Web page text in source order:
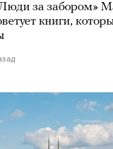
за забором»
книги,